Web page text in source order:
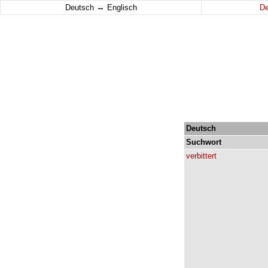
Deutsch ↔ Englisch
Deutsch
Suchwort
verbittert